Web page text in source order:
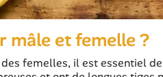
mâle et femelle ?
femelles, il est essentiel